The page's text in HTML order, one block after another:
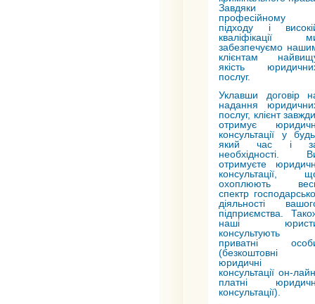
Завдяки
професійному
підходу і
кваліфікації
забезпечуємо
клієнтам
якість
послуг.
Уклавши договір
надання
послуг, клієнт
отримує
консультації у
який час і
необхідності.
отримуєте
консультації,
охоплюють
спектр
діяльності
підприємства.
наші
консультують
приватні
(безкоштовні
юридичні
консультації он-
платні
консультації).